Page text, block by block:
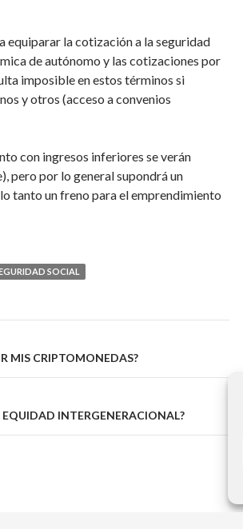
equiparar la cotización a la seguridad
de autónomo y las cotizaciones por
imposible en estos términos si
y otros (acceso a convenios
con ingresos inferiores se verán
pero por lo general supondrá un
tanto un freno para el emprendimiento
SOCIAL
MIS CRIPTOMONEDAS?
EQUIDAD INTERGENERACIONAL?